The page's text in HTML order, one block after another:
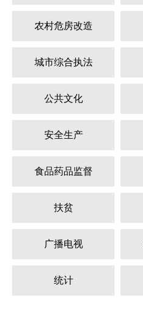
农村危房改造
城市综合执法
公共文化
安全生产
食品药品监督
扶贫
广播电视
统计